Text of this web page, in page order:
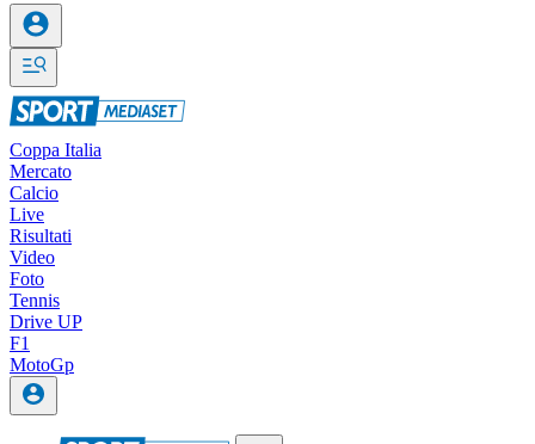
Coppa Italia
Mercato
Calcio
Live
Risultati
Video
Foto
Tennis
Drive UP
F1
MotoGp